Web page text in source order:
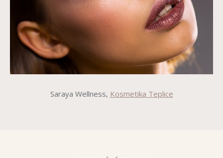
Saraya Wellness, Kosmetika Teplice